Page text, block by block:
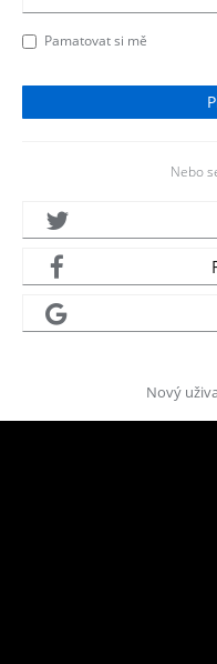
Pamatovat si mě
Nebo
Nový